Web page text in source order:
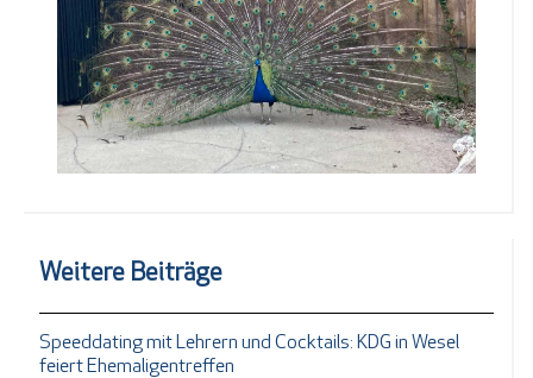
Weitere Beiträge
Speeddating mit Lehrern und Cocktails: KDG in Wesel
feiert Ehemaligentreffen